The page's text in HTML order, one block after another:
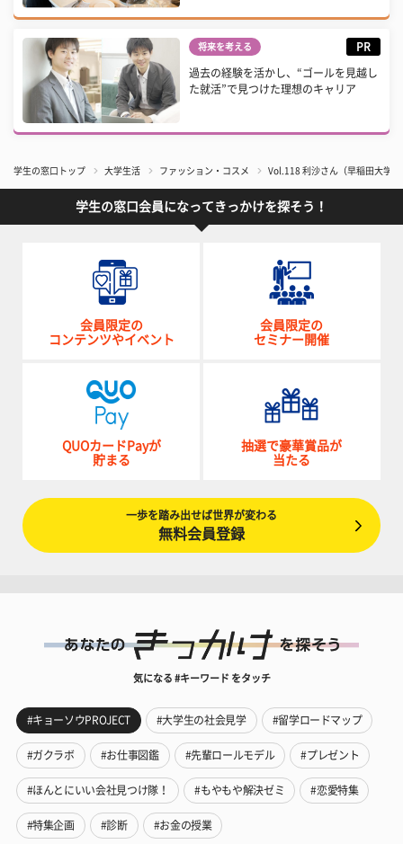
将来を考える PR
過去の経験を活かし、“ゴールを見越し
た就活”で見つけた理想のキャリア
学生の窓口トップ 大学生活 ファッション・コスメ Vol.118 利沙さん（早稲田大学
学生の窓口会員になってきっかけを探そう！
会員限定の
コンテンツやイベント
会員限定の
セミナー開催
QUOカードPayが
貯まる
抽選で豪華賞品が
当たる
一歩を踏み出せば世界が変わる
無料会員登録
気になる #キーワード をタッチ
#キョーソウPROJECT #大学生の社会見学 #留学ロードマップ
#ガクラボ #お仕事図鑑 #先輩ロールモデル #プレゼント
#ほんとにいい会社見つけ隊！ #もやもや解決ゼミ #恋愛特集
#特集企画 #診断 #お金の授業